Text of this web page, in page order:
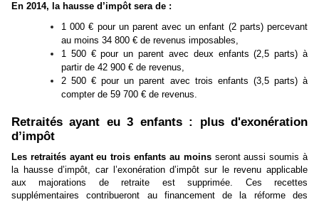
En 2014, la hausse d’impôt sera de :
1 000 € pour un parent avec un enfant (2 parts) percevant
au moins 34 800 € de revenus imposables,
1 500 € pour un parent avec deux enfants (2,5 parts) à
partir de 42 900 € de revenus,
2 500 € pour un parent avec trois enfants (3,5 parts) à
compter de 59 700 € de revenus.
Retraités ayant eu 3 enfants : plus d'exonération
d’impôt
Les retraités ayant eu trois enfants au moinsseront aussi soumis à
la hausse d’impôt, car l’exonération d’impôt sur le revenu applicable
aux majorations de retraite est supprimée. Ces recettes
supplémentaires contribueront au financement de la réforme des